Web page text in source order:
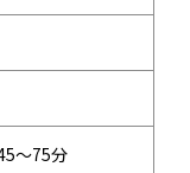
～75分